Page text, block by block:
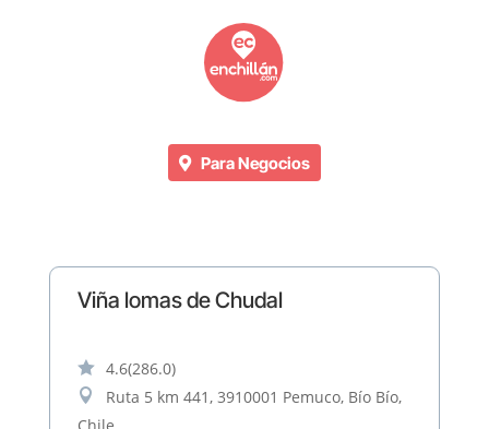
Para Negocios
Viña lomas de Chudal
 4.6(286.0)

Ruta 5 km 441, 3910001 Pemuco, Bío Bío,